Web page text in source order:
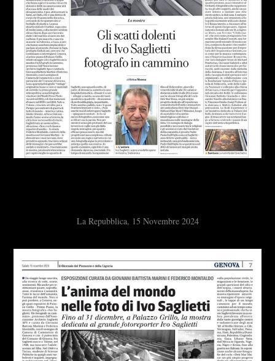
La Repubblica, 15 Novembre 2024